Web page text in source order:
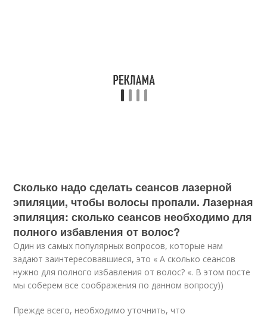
Сколько надо сделать сеансов лазерной
эпиляции, чтобы волосы пропали. Лазерная
эпиляция: сколько сеансов необходимо для
полного избавления от волос?
Один из самых популярных вопросов, которые нам
задают заинтересовавшиеся, это « А сколько сеансов
нужно для полного избавления от волос? «. В этом посте
мы соберем все соображения по данном вопросу))
Прежде всего, необходимо уточнить, что